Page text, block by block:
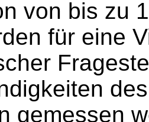
von bis zu
für eine
gemessen